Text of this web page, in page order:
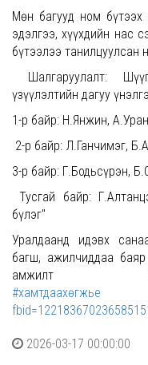
Мөн багууд ном
эдэлгээ, хүүхдийн нас
бүтээлээ танилцуулсан
Шалгаруулалт:
үзүүлэлтийн дагуу
1-р байр: Н.Янжин,
2-р байр: Л.Ганчимэг,
3-р байр: Г.Бодьсүрэн,
Тусгай байр:
бүлэг"
Уралдаанд идэвх
багш, ажилчиддаа
амжилт
#хамтдаахөгжье
2026-03-17 00:00:00